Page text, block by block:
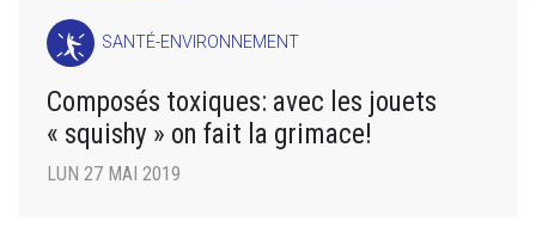
SANTÉ-ENVIRONNEMENT
Composés toxiques: avec les jouets
« squishy » on fait la grimace!
LUN 27 MAI 2019